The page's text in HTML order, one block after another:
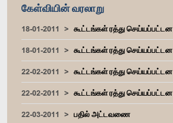
கேள்வியின் வரலாறு
18-01-2011
கூட்டங்கள் ரத்து செய்யப்பட்டன
18-01-2011
கூட்டங்கள் ரத்து செய்யப்பட்டன
22-02-2011
கூட்டங்கள் ரத்து செய்யப்பட்டன
22-02-2011
கூட்டங்கள் ரத்து செய்யப்பட்டன
22-03-2011
பதில் அட்டவணை